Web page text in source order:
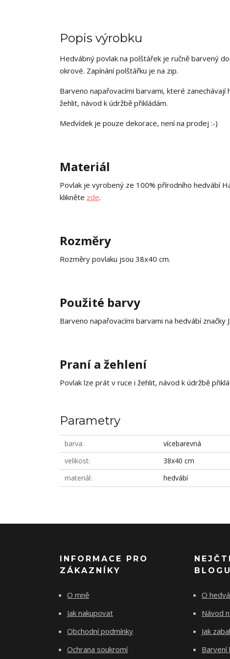
Popis výrobku
Hedvábný povlak na polštářek je ručně barvený
okrové. Zapínání polštářku je na zip.
Barveno napařovacími barvami, které
žehlit, návod k údržbě přikládám.
Medvídek je pouze dekorace, není na prodej :-)
Materiál
Povlak je vyrobený ze 100% přírodního hedvábí
klikněte zde.
Rozměry
Rozměry povlaku jsou 38x40 cm.
Použité barvy
Barveno napařovacími barvami na hedvábí značky
Praní a žehlení
Povlak lze prát v ruce i žehlit, návod k údržbě
Parametry
barva
vícebarevná
velikost
38x40 cm
materiál
hedvábí
INFORMACE PRO
ZÁKAZNÍKY
O mně
Jak nakupovat
Obchodní podmínky
Ochrana soukromí
BLOGU
O
Návod
Jak
Barvení